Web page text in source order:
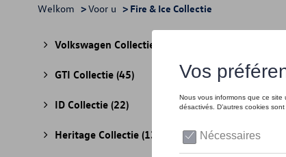
Welkom >Voor u > Fire & Ice Collectie
Volkswagen Collectie
GTI Collectie (45)
ID Collectie (22)
Heritage Collectie (13)